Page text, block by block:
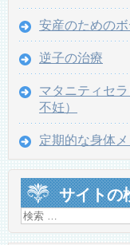
安産のための
逆子の治療
マタニティセ
不妊）
定期的な身体
サイトの